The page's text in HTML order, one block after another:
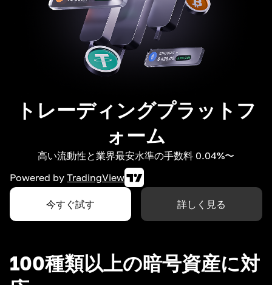
トレーディングプラットフ
ォーム
高い流動性と業界最安水準の手数料 0.04%〜
Powered by TradingView
今すぐ試す 詳しく見る
100種類以上の暗号資産に対